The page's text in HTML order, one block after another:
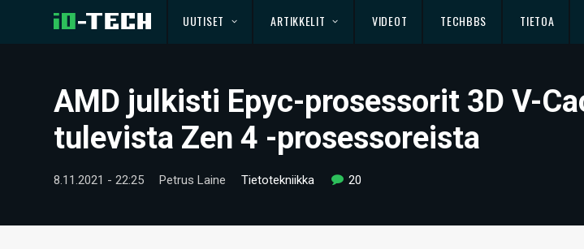
UUTISET ARTIKKELIT VIDEOT TECHBBS TIETOA
AMD julkisti Epyc-prosessorit 3D V-
tulevista Zen 4 -prosessoreista
8.11.2021 - 22:25 Petrus Laine Tietotekniikka 20